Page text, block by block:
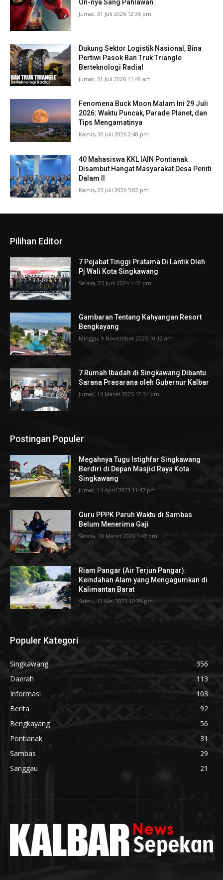
On-nya Sang Pahlawan
Jumat, 31 Juli 2026 12:36 pm
Dukung Sektor Logistik Nasional, Bina
Pertiwi Pasok Ban Truk Triangle
Berteknologi Radial
Jumat, 31 Juli 2026 11:49 am
Fenomena Buck Moon Malam Ini 29 Juli
2026: Waktu Puncak, Parade Planet, dan
Tips Mengamatinya
Kamis, 30 Juli 2026 2:48 pm
40 Mahasiswa KKL IAIN Pontianak
Disambut Hangat Masyarakat Desa Peniti
Dalam II
Kamis, 23 Juli 2026 5:02 pm
Pilihan Editor
7 Pejabat Tinggi Pratama Di Lantik Oleh
Pj Wali Kota Singkawang
Selasa, 25 Juni 2024 1:42 pm
Gambaran Tentang Kahyangan Resort
Bengkayang
Minggu, 9 November 2025 10:12 am
7 Rumah Ibadah di Singkawang Dibantu
Sarana Prasarana oleh Gubernur Kalbar
Jumat, 14 Maret 2025 12:34 pm
Postingan Populer
Megahnya Tugu Istighfar Singkawang
Berdiri di Depan Masjid Raya Kota
Singkawang
Jumat, 14 April 2023 11:47 pm
Guru PPPK Paruh Waktu di Sambas
Belum Menerima Gaji
Selasa, 10 Maret 2026 1:41 pm
Riam Pangar (Air Terjun Pangar):
Keindahan Alam yang Mengagumkan di
Kalimantan Barat
Sabtu, 13 Mei 2023 10:29 pm
Populer Kategori
Singkawang
356
Daerah
113
Informasi
103
Berita
92
Bengkayang
56
Pontianak
31
Sambas
29
Sanggau
21